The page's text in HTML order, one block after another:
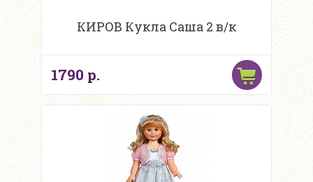
КИРОВ Кукла Саша 2 в/к
1790 р.